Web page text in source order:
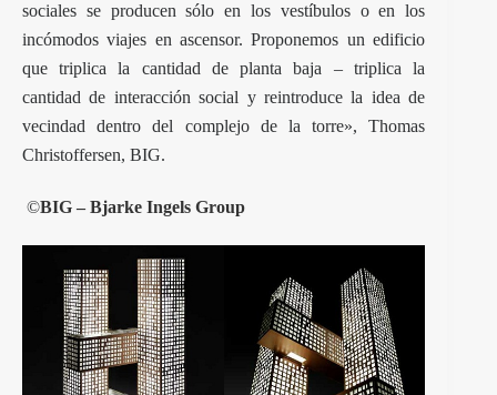
sociales se producen sólo en los vestíbulos o en los
incómodos viajes en ascensor. Proponemos un edificio
que triplica la cantidad de planta baja – triplica la
cantidad de interacción social y reintroduce la idea de
vecindad dentro del complejo de la torre», Thomas
Christoffersen, BIG.
©BIG – Bjarke Ingels Group